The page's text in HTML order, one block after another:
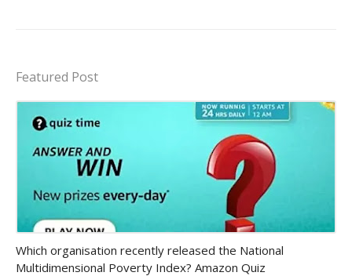
Featured Post
Which organisation recently released the National
Multidimensional Poverty Index? Amazon Quiz